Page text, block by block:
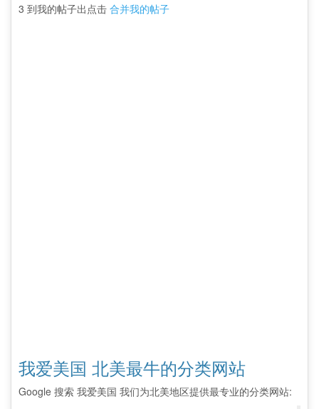
3 到我的帖子出点击 合并我的帖子
我爱美国 北美最牛的分类网站
Google 搜索 我爱美国 我们为北美地区提供最专业的分类网站: